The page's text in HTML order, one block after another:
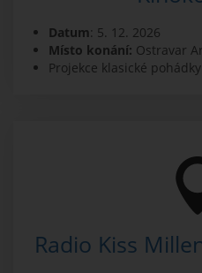
Datum: 5. 12. 2026
Místo konání: Ostravar
Projekce klasické
Radio Kiss